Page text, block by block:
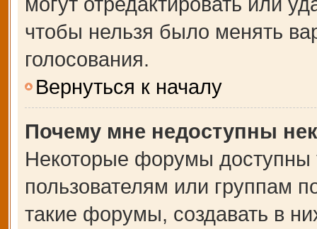
чтобы нельзя было менять
голосования.
Вернуться к началу
Почему мне недоступны
Некоторые форумы доступны
пользователям или группам
такие форумы, создавать в